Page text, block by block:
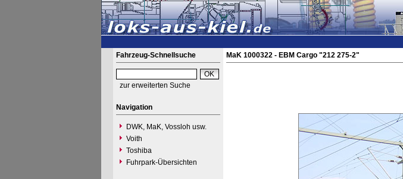
Fahrzeug-Schnellsuche
zur erweiterten Suche
Navigation
DWK, MaK, Vossloh usw.
Voith
Toshiba
Fuhrpark-Übersichten
MaK 1000322 - EBM Cargo "212 275-2"